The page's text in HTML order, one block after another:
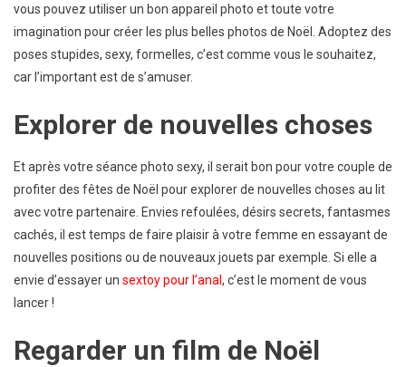
vous pouvez utiliser un bon appareil photo et toute votre
imagination pour créer les plus belles photos de Noël. Adoptez des
poses stupides, sexy, formelles, c’est comme vous le souhaitez,
car l’important est de s’amuser.
Explorer de nouvelles choses
Et après votre séance photo sexy, il serait bon pour votre couple de
profiter des fêtes de Noël pour explorer de nouvelles choses au lit
avec votre partenaire. Envies refoulées, désirs secrets, fantasmes
cachés, il est temps de faire plaisir à votre femme en essayant de
nouvelles positions ou de nouveaux jouets par exemple. Si elle a
envie d’essayer un sextoy pour l’anal , c’est le moment de vous
lancer !
Regarder un film de Noël